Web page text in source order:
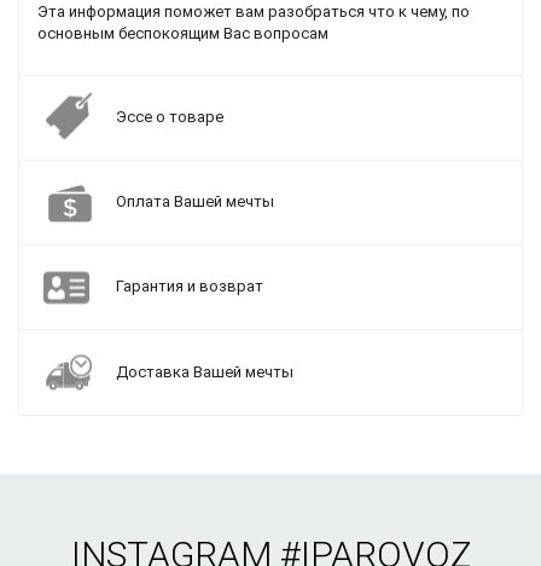
Эта информация поможет вам разобраться что к чему, по
основным беспокоящим Вас вопросам
Эссе о товаре
Оплата Вашей мечты
Гарантия и возврат
Доставка Вашей мечты
INSTAGRAM #IPAROVOZ